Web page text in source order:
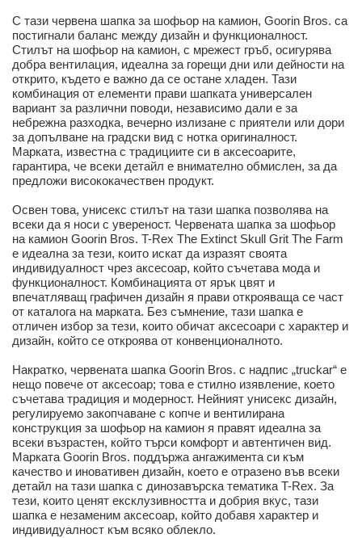
С тази червена шапка за шофьор на камион, Goorin Bros. са
постигнали баланс между дизайн и функционалност.
Стилът на шофьор на камион, с мрежест гръб, осигурява
добра вентилация, идеална за горещи дни или дейности на
открито, където е важно да се остане хладен. Тази
комбинация от елементи прави шапката универсален
вариант за различни поводи, независимо дали е за
небрежна разходка, вечерно излизане с приятели или дори
за допълване на градски вид с нотка оригиналност.
Марката, известна с традициите си в аксесоарите,
гарантира, че всеки детайл е внимателно обмислен, за да
предложи висококачествен продукт.
Освен това, унисекс стилът на тази шапка позволява на
всеки да я носи с увереност. Червената шапка за шофьор
на камион Goorin Bros. T-Rex The Extinct Skull Grit The Farm
е идеална за тези, които искат да изразят своята
индивидуалност чрез аксесоар, който съчетава мода и
функционалност. Комбинацията от ярък цвят и
впечатляващ графичен дизайн я прави открояваща се част
от каталога на марката. Без съмнение, тази шапка е
отличен избор за тези, които обичат аксесоари с характер и
дизайн, който се откроява от конвенционалното.
Накратко, червената шапка Goorin Bros. с надпис „truckar“ е
нещо повече от аксесоар; това е стилно изявление, което
съчетава традиция и модерност. Нейният унисекс дизайн,
регулируемо закопчаване с копче и вентилирана
конструкция за шофьор на камион я правят идеална за
всеки възрастен, който търси комфорт и автентичен вид.
Марката Goorin Bros. поддържа ангажимента си към
качество и иновативен дизайн, което е отразено във всеки
детайл на тази шапка с динозавърска тематика T-Rex. За
тези, които ценят ексклузивността и добрия вкус, тази
шапка е незаменим аксесоар, който добавя характер и
индивидуалност към всяко облекло.